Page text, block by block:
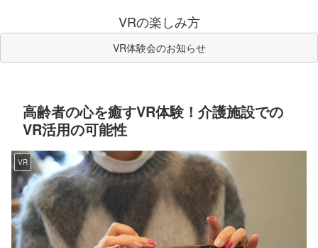
VRの楽しみ方
VR体験会のお知らせ
高齢者の心を癒すVR体験！介護施設での
VR活用の可能性
VR